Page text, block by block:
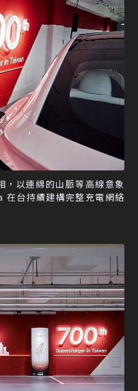
，以連綿的山脈等高線意象
在台持續建構完整充電網絡